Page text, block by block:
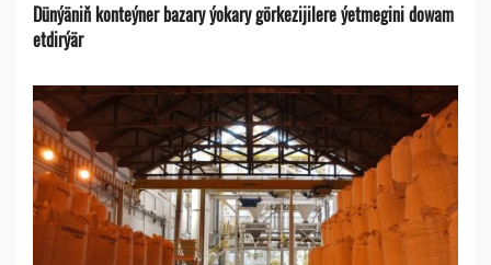
Dünýäniň konteýner bazary ýokary görkezijilere ýetmegini dowam
etdirýär